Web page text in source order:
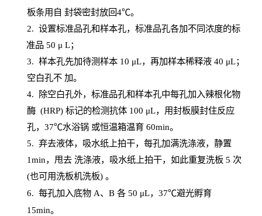
板条用自 封袋密封放回4℃。
2. 设置标准品孔和样本孔，标准品孔各加不同浓度的标
准品 50 μ L；
3. 样本孔先加待测样本 10 μL，再加样本稀释液 40 μL；
空白孔不 加。
4.
除空白孔外，标准品孔和样本孔中每孔加入辣根化物
酶 (HRP) 标记的检测抗体 100 μL，用封板膜封住反应
孔， 37℃水浴锅 或恒温箱温育60min。
5. 弃去液体，吸水纸上拍干，每孔加满洗涤液，静置
1min，甩去 洗涤液，吸水纸上拍干，如此重复洗板 5 次
(也可用洗板机洗板) 。
6. 每孔加入底物A、B 各 50 μL，37℃避光孵育
15min。